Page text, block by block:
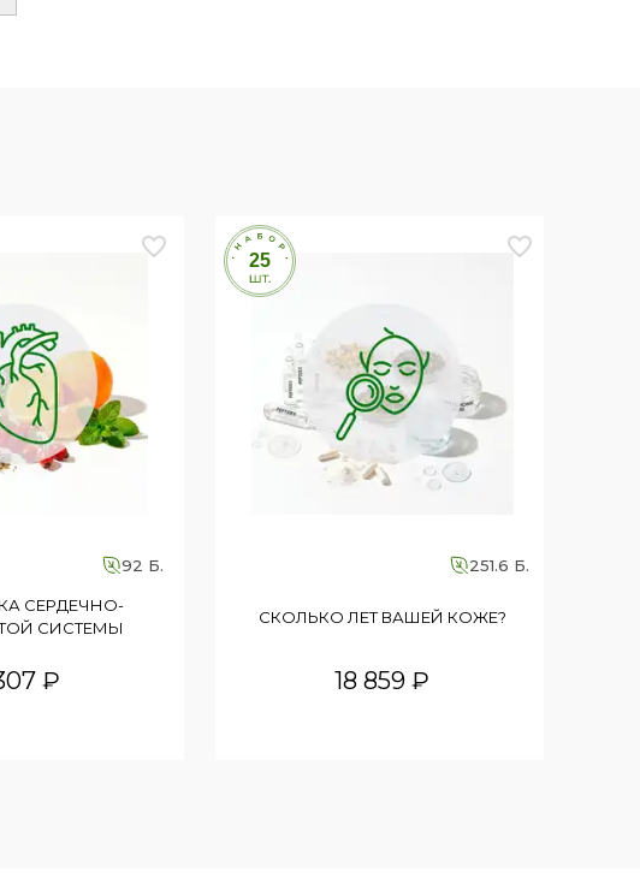
92 Б.
СЕРДЕЧНО-
СИСТЕМЫ
₽
251.6 Б.
СКОЛЬКО ЛЕТ ВАШЕЙ КОЖЕ?
18 859 ₽